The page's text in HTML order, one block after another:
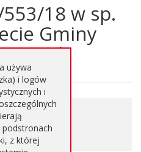
18 w sp.
Gminy
rok
plik
używa
i logów
i
z której